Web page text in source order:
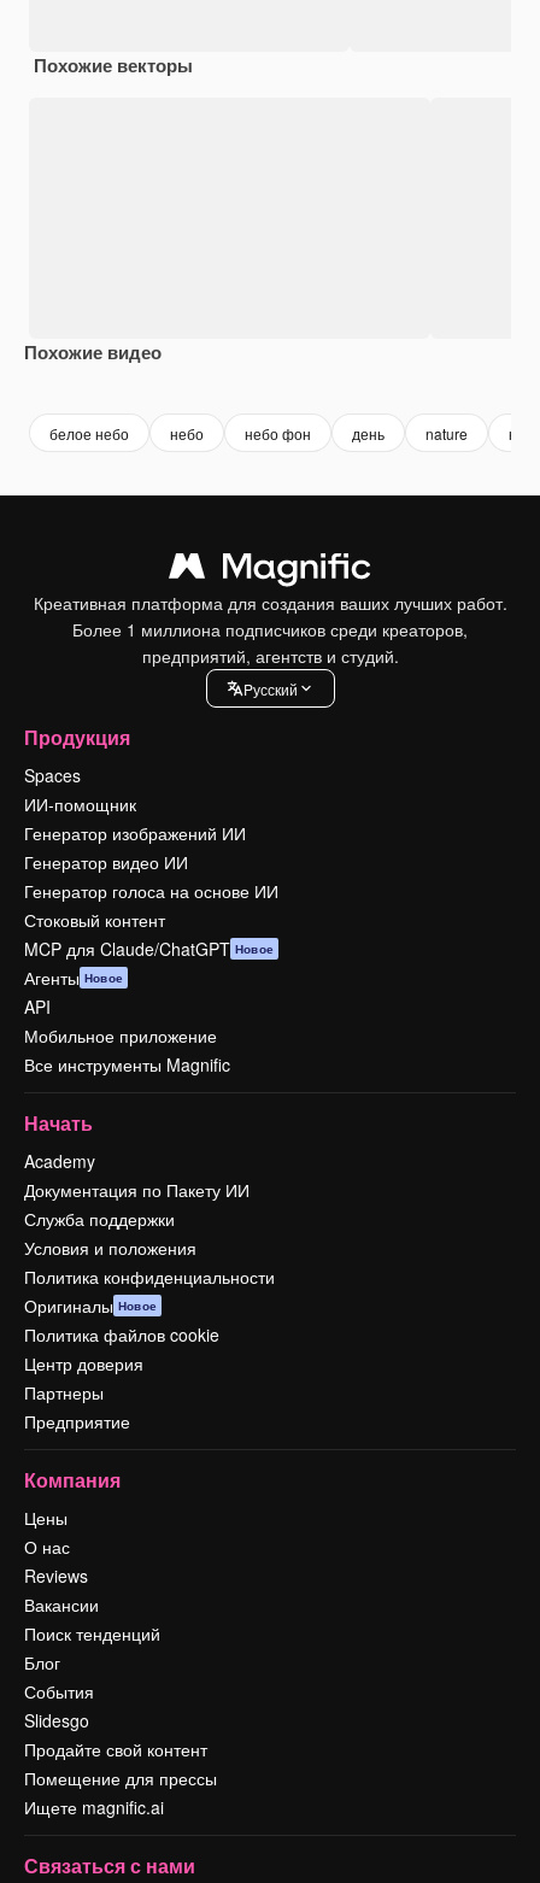
Похожие векторы
Похожие видео
белое небо небо небо фон день nature
Креативная платформа для создания ваших лучших работ.
Более 1 миллиона подписчиков среди креаторов,
предприятий, агентств и студий.
Pусский
Продукция
Spaces
ИИ-помощник
Генератор изображений ИИ
Генератор видео ИИ
Генератор голоса на основе ИИ
Стоковый контент
MCP для Claude/ChatGPT Новое
Агенты Новое
API
Мобильное приложение
Все инструменты Magnific
Начать
Academy
Документация по Пакету ИИ
Служба поддержки
Условия и положения
Политика конфиденциальности
Оригиналы Новое
Политика файлов cookie
Центр доверия
Партнеры
Предприятие
Компания
Цены
О нас
Reviews
Вакансии
Поиск тенденций
Блог
События
Slidesgo
Продайте свой контент
Помещение для прессы
Ищете magnific.ai
Связаться с нами